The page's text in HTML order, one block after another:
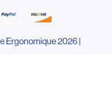
Ergonomique 2026 |